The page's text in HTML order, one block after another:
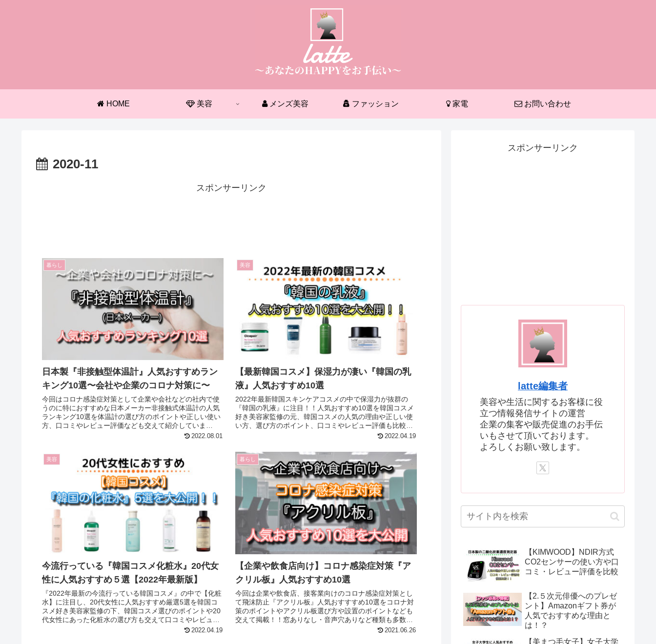
HOME 美容 メンズ美容 ファッション 家電 お問い合わせ
2020-11
スポンサーリンク
暮らし
日本製『非接触型体温計』人気おすすめラン
キング10選〜会社や企業のコロナ対策に〜
今回はコロナ感染症対策として企業や会社などの社内で使
うのに特におすすめな日本メーカー非接触式体温計の人気
ランキング10選を体温計の選び方のポイントや正しい使い
方、口コミやレビュー評価なども交えて紹介していま
2022.08.01
美容
【最新韓国コスメ】保湿力が凄い『韓国の乳
液』人気おすすめ10選
2022年最新韓国スキンケアコスメの中で保湿力が抜群の
『韓国の乳液』に注目！！人気おすすめ10選を韓国コスメ
好き美容家監修の元、韓国コスメの人気の理由や正しい使
い方、選び方のポイント、口コミやレビュー評価も比較し
2022.04.19
美容
今流行っている『韓国コスメ化粧水』20代女
性に人気おすすめ５選【2022年最新版】
『2022年最新の今流行っている韓国コスメ』の中で【化粧
水】に注目し、20代女性に人気おすすめ厳選5選を韓国コ
スメ好き美容家監修の下、韓国コスメ選びのポイントや20
代女性にあった化粧水の選び方も交えて口コミやレビュー
2022.04.19
暮らし
【企業や飲食店向け】コロナ感染症対策『ア
クリル板』人気おすすめ10選
今回は企業や飲食店、接客業向けのコロナ感染症対策とし
て飛沫防止『アクリル板』人気おすすすめ10選をコロナ対
策のポイントやアクリル板選び方や設置のポイントなども
交えて掲載！！窓ありなし・音声穴ありなど種類も多数紹
2021.06.26
スポンサーリンク
latte編集者
美容や生活に関するお客様に役
立つ情報発信サイトの運営
企業の集客や販売促進のお手伝
いもさせて頂いております。
よろしくお願い致します。
【KIMWOOD】NDIR方式
CO2センサーの使い方や口
コミ・レビュー評価を比較
【2.５次元俳優へのプレゼ
ント】Amazonギフト券が
人気でおすすめな理由と
は！？
【美まつ毛女子】女子大学